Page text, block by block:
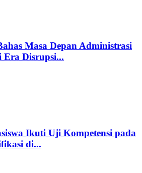
Masa Depan Administrasi
Era Disrupsi...
Ikuti Uji Kompetensi pada
di...